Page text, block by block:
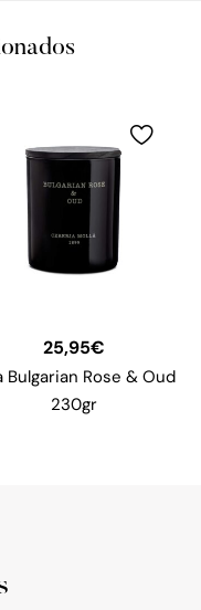
25,95€
Bulgarian Rose & Oud
230gr